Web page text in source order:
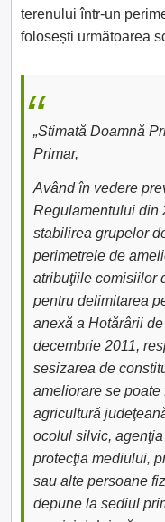
terenului într-un
folosești următoarea
„Stimată Doamnă
Primar,
Având în vedere
Regulamentului din
stabilirea grupelor
perimetrele de
atribuţiile comisiilor
pentru delimitarea
anexă a Hotărârii
decembrie 2011,
sesizarea de
ameliorare se poate
agricultură
ocolul silvic,
protecţia mediului,
sau alte persoane
depune la sediul